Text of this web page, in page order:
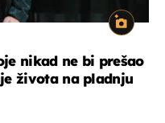
nikad ne bi prešao
života na pladnju